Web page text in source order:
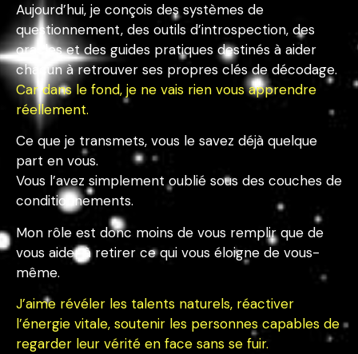
Aujourd’hui, je conçois des systèmes de
questionnement, des outils d’introspection, des
oracles et des guides pratiques destinés à aider
chacun à retrouver ses propres clés de décodage.
Car dans le fond, je ne vais rien vous apprendre
réellement.
Ce que je transmets, vous le savez déjà quelque
part en vous.
Vous l’avez simplement oublié sous des couches de
conditionnements.
Mon rôle est donc moins de vous remplir que de
vous aider à retirer ce qui vous éloigne de vous-
même.
J’aime révéler les talents naturels, réactiver
l’énergie vitale, soutenir les personnes capables de
regarder leur vérité en face sans se fuir.